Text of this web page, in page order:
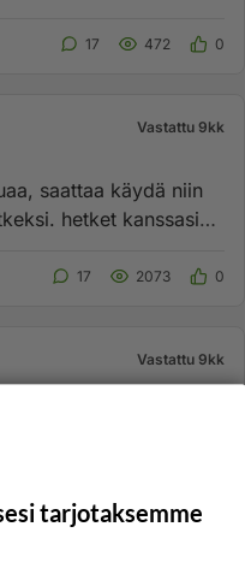
17 472 0
Vastattu 9kk
saattaa käydä niin
17 2073 0
Vastattu 9kk
suuntaan chatissa,
33 665
tarjotaksemme